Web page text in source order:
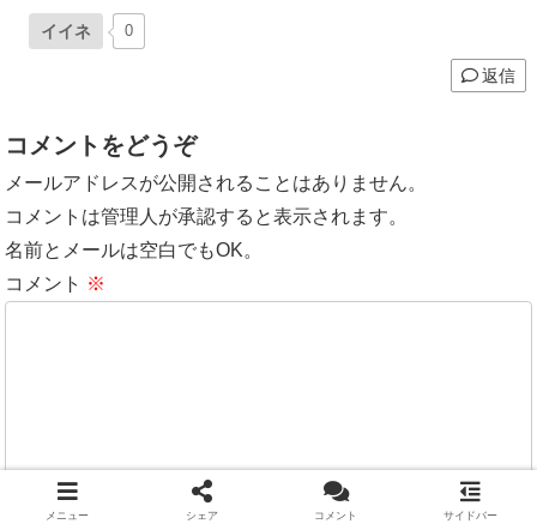
イイネ 0
返信
コメントをどうぞ
メールアドレスが公開されることはありません。
コメントは管理人が承認すると表示されます。
名前とメールは空白でもOK。
コメント ※
メニュー シェア コメント サイドバー